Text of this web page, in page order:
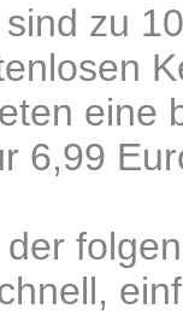
zu
eine
6,99